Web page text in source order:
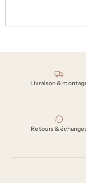
390 Dh
Nos engagements
Livraison &
Retours &